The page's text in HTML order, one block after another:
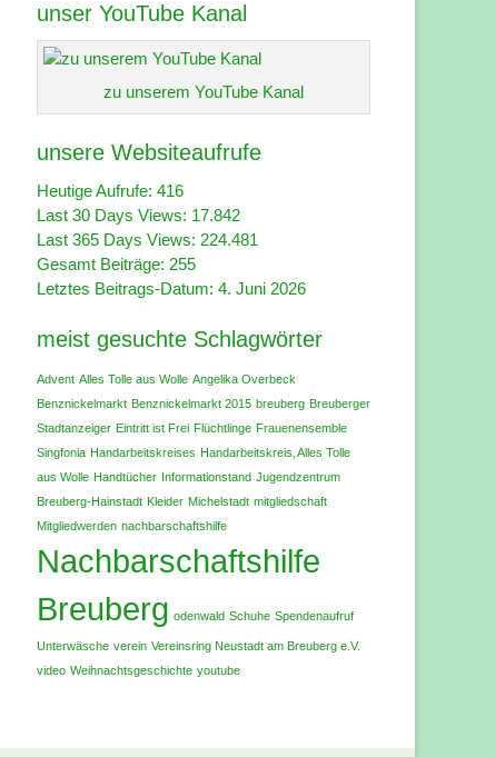
unser YouTube Kanal
zu unserem YouTube Kanal
unsere Websiteaufrufe
Heutige Aufrufe: 416
Last 30 Days Views: 17.842
Last 365 Days Views: 224.481
Gesamt Beiträge: 255
Letztes Beitrags-Datum: 4. Juni 2026
meist gesuchte Schlagwörter
Advent Alles Tolle aus Wolle Angelika Overbeck
Benznickelmarkt Benznickelmarkt 2015 breuberg Breuberger
Stadtanzeiger Eintritt ist Frei Flüchtlinge Frauenensemble
Singfonia Handarbeitskreises Handarbeitskreis‚ Alles Tolle
aus Wolle Handtücher Informationstand Jugendzentrum
Breuberg-Hainstadt Kleider Michelstadt mitgliedschaft
Mitgliedwerden nachbarschaftshilfe
Nachbarschaftshilfe
Breuberg odenwald Schuhe Spendenaufruf
Unterwäsche verein Vereinsring Neustadt am Breuberg e.V.
video Weihnachtsgeschichte youtube